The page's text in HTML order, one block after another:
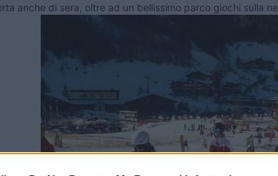
anche di sera, oltre ad un bellissimo parco giochi sulla